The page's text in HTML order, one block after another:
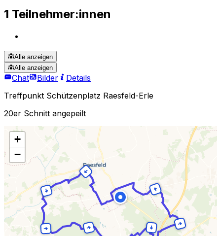
1 Teilnehmer:innen
Alle anzeigen
Alle anzeigen
Chat Bilder
Details
Treffpunkt Schützenplatz Raesfeld-Erle
20er Schnitt angepeilt
+
−